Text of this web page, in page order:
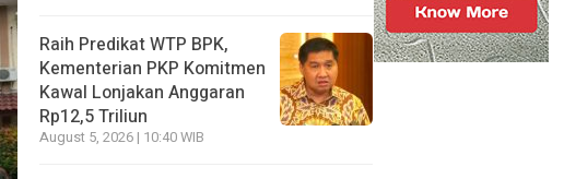
Raih Predikat WTP BPK,
Kementerian PKP Komitmen
Kawal Lonjakan Anggaran
Rp12,5 Triliun
August 5, 2026 | 10:40 WIB